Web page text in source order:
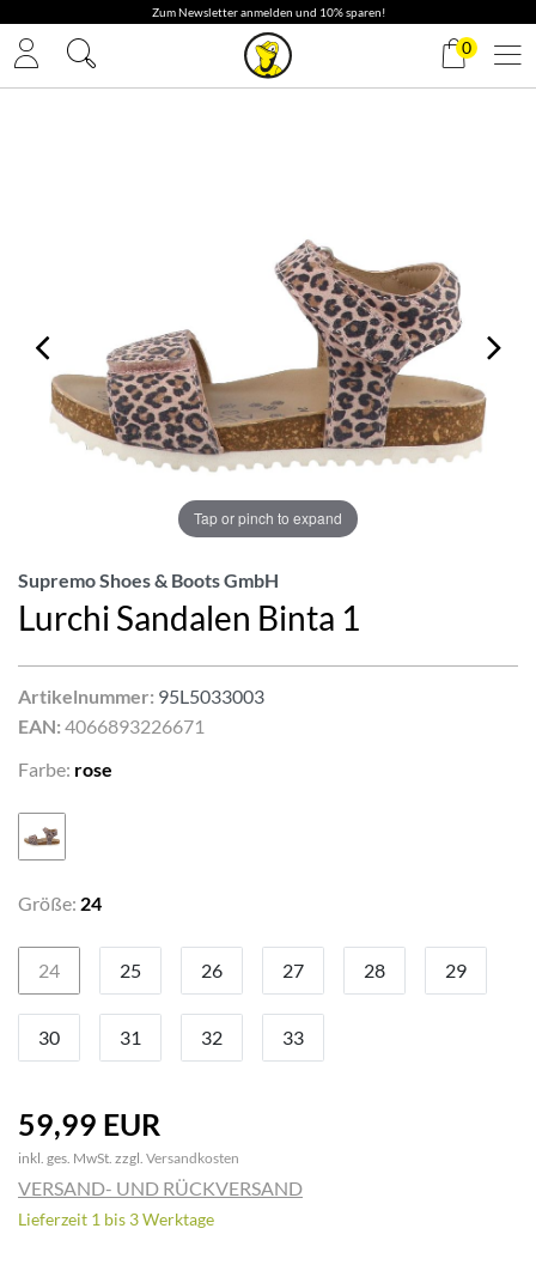
0
Tap or pinch to expand
Supremo Shoes & Boots GmbH
Lurchi Sandalen Binta 1
Artikelnummer: 95L5033003
EAN: 4066893226671
Farbe: rose
Größe: 24
24 25 26 27 28 29
30 31 32 33
59,99 EUR
inkl. ges. MwSt. zzgl. Versandkosten
VERSAND- UND RÜCKVERSAND
Lieferzeit 1 bis 3 Werktage